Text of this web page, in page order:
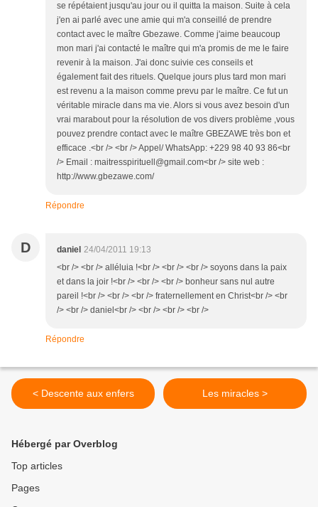
se répétaient jusqu'au jour ou il quitta la maison. Suite à cela
j'en ai parlé avec une amie qui m'a conseillé de prendre
contact avec le maître Gbezawe. Comme j'aime beaucoup
mon mari j'ai contacté le maître qui m'a promis de me le faire
revenir à la maison. J'ai donc suivie ces conseils et
également fait des rituels. Quelque jours plus tard mon mari
est revenu a la maison comme prevu par le maître. Ce fut un
véritable miracle dans ma vie. Alors si vous avez besoin d'un
vrai marabout pour la résolution de vos divers problème ,vous
pouvez prendre contact avec le maître GBEZAWE très bon et
efficace .<br /> <br /> Appel/ WhatsApp: +229 98 40 93 86<br
/> Email : maitresspirituell@gmail.com<br /> site web :
http://www.gbezawe.com/
Répondre
D daniel 24/04/2011 19:13
<br /> <br /> alléluia !<br /> <br /> <br /> soyons dans la paix
et dans la joir !<br /> <br /> <br /> bonheur sans nul autre
pareil !<br /> <br /> <br /> fraternellement en Christ<br /> <br
/> <br /> daniel<br /> <br /> <br /> <br />
Répondre
< Descente aux enfers Les miracles >
Hébergé par Overblog
Top articles
Pages